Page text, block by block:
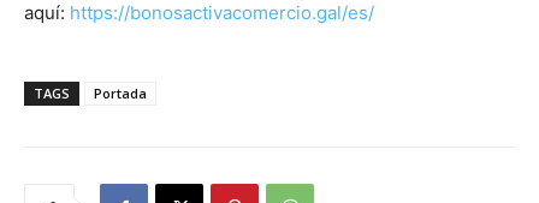
aquí: https://bonosactivacomercio.gal/es/
TAGS Portada